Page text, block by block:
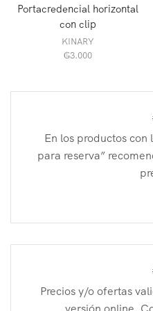
Portacredencial horizontal
con clip
KINARY
₲3.000
En los productos
para reserva”
Precios y/o ofertas
versión online.